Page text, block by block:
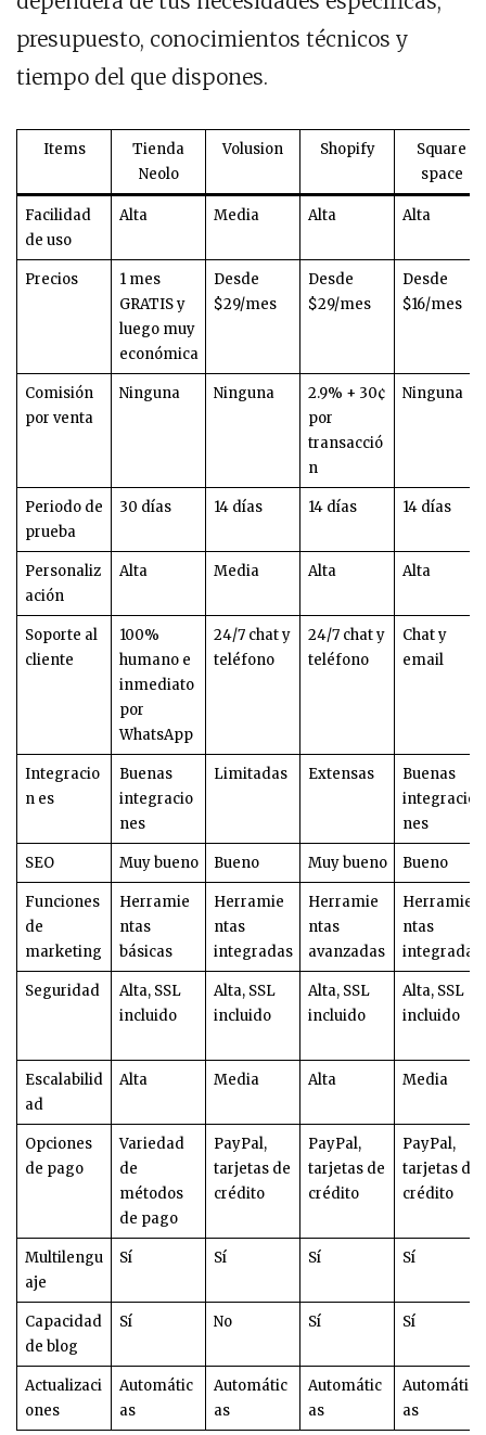
presupuesto, conocimientos técnicos y
tiempo del que dispones.
Items
Tienda
Neolo
Volusion Shopify
Square
space
Facilidad
de uso
Alta Media Alta Alta
Precios
1 mes
GRATIS y
luego muy
económica
Desde
$29/mes
Desde
$29/mes
Desde
$16/mes
Comisión
por venta
Ninguna Ninguna
2.9% + 30¢
por
transacció
n
Ninguna
Periodo de
prueba
30 días 14 días 14 días 14 días
Personaliz
ación
Alta Media Alta Alta
Soporte al
cliente
100%
humano e
inmediato
por
WhatsApp
24/7 chat y
teléfono
24/7 chat y
teléfono
Chat y
email
Integracio
n es
Buenas
integracio
nes
Limitadas Extensas
Buenas
integracio
nes
SEO Muy bueno Bueno Muy bueno Bueno
Funciones
de
marketing
Herramie
ntas
básicas
Herramie
ntas
integradas
Herramie
ntas
avanzadas
Herramie
ntas
integradas
Seguridad
Alta, SSL
incluido
Alta, SSL
incluido
Alta, SSL
incluido
Alta, SSL
incluido
Escalabilid
ad
Alta Media Alta Media
Opciones
de pago
Variedad
de
métodos
de pago
PayPal,
tarjetas de
crédito
PayPal,
tarjetas de
crédito
PayPal,
tarjetas de
crédito
Multilengu
aje
Sí Sí Sí Sí
Capacidad
de blog
Sí No Sí Sí
Actualizaci
ones
Automátic
as
Automátic
as
Automátic
as
Automátic
as